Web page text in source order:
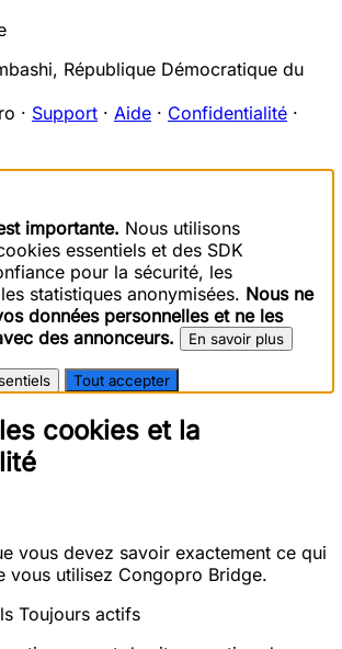
, République Démocratique du
· Support · Aide · Confidentialité ·
importante. Nous utilisons
essentiels et des SDK
pour la sécurité, les
statistiques anonymisées. Nous ne
données personnelles et ne les
des annonceurs.
En savoir plus
Tout accepter
cookies et la
vous devez savoir exactement ce qui
vous utilisez Congopro Bridge.
Toujours actifs